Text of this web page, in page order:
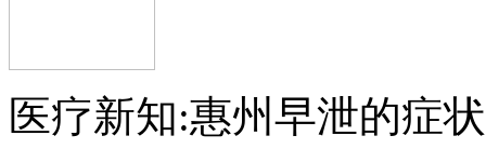
医疗新知:惠州早泄的症